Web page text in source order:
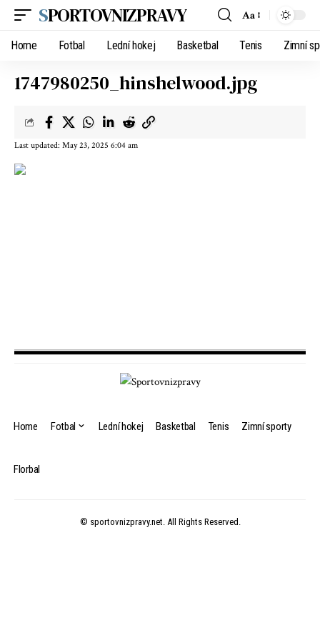
SPORTOVNIZPRAVY Aa
Home Fotbal Lední hokej Basketbal Tenis Zimní
1747980250_hinshelwood.jpg
Last updated: May 23, 2025 6:04 am
Home Fotbal Lední hokej Basketbal Tenis Zimní sporty
Florbal
© sportovnizpravy.net. All Rights Reserved.